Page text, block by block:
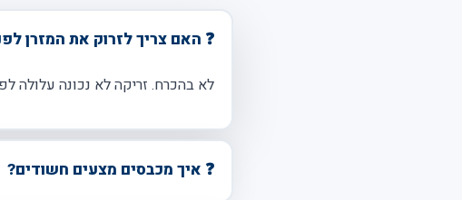
❓ האם צריך לזרוק את המזרן
לא בהכרח. זריקה לא נכונה עלולה
❓ איך מכבסים מצעים חשודים?